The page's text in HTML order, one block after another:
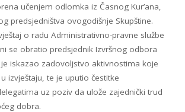
učenjem odlomka iz Časnog Kur’ana,
predsjedništva ovogodišnje Skupštine.
o radu Administrativno-pravne službe
se obratio predsjednik Izvršnog odbora
iskazao zadovoljstvo aktivnostima koje
izvještaju, te je uputio čestitke
uz poziv da ulože zajednički trud
dobra.